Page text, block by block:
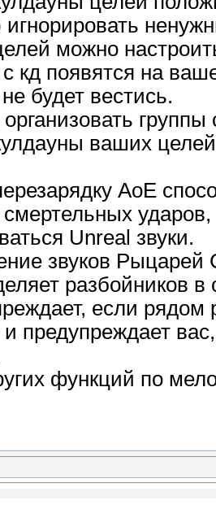
можно
кд появятся на
будет вестись.
ваших
АоЕ
Unreal звуки.
звуков Рыцарей
разбойников в
если рядом
предупреждает
функций по